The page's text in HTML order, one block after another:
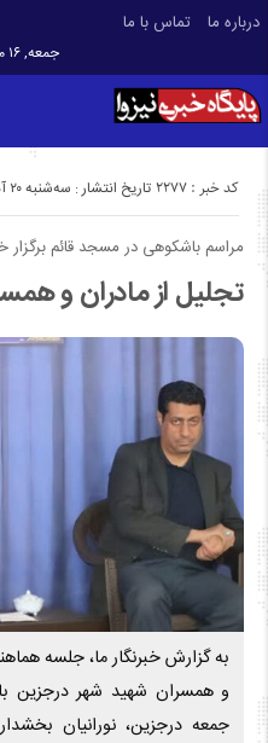
درباره ما تماس با ما
جمعه, ۱۶ مرداد , ۱۴۰۵
تاریخ انتشار : سه‌شنبه ۲۰ آذر ۱۴۰۳ - ۴:۵۲ کد خبر : 2277
مراسم باشکوهی در مسجد قائم برگزار
تجلیل از مادران و
به گزارش خبرنگار ما، جلسه
و همسران شهید شهر درجزین
جمعه درجزین، نورانیان